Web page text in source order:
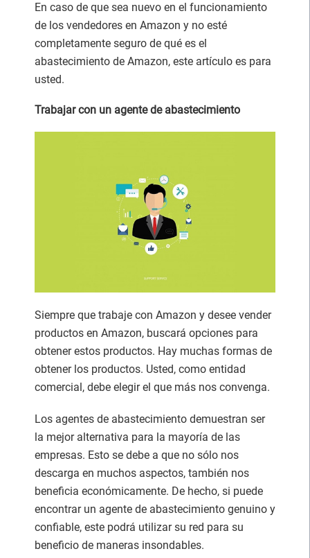
En caso de que sea nuevo en el funcionamiento
de los vendedores en Amazon y no esté
completamente seguro de qué es el
abastecimiento de Amazon, este artículo es para
usted.
Trabajar con un agente de abastecimiento
Siempre que trabaje con Amazon y desee vender
productos en Amazon, buscará opciones para
obtener estos productos. Hay muchas formas de
obtener los productos. Usted, como entidad
comercial, debe elegir el que más nos convenga.
Los agentes de abastecimiento demuestran ser
la mejor alternativa para la mayoría de las
empresas. Esto se debe a que no sólo nos
descarga en muchos aspectos, también nos
beneficia económicamente. De hecho, si puede
encontrar un agente de abastecimiento genuino y
confiable, este podrá utilizar su red para su
beneficio de maneras insondables.